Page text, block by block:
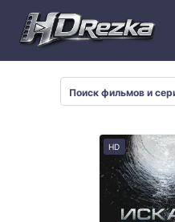
HD